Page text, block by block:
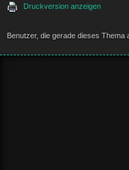
Druckversion anzeigen
Benutzer, die gerade dieses